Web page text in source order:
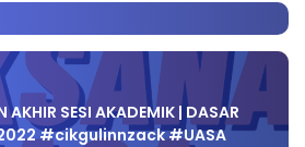
AKHIR SESI AKADEMIK | DASAR
2022 #cikgulinnzack #UASA